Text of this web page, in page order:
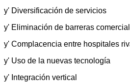
y' Diversificación de servicios
y' Eliminación de barreras
y' Complacencia entre hospitales
y' Uso de la nuevas tecnología
y' Integración vertical